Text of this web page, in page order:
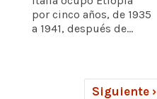
por cinco años, de 1935
a 1941, después de...
Siguiente ›